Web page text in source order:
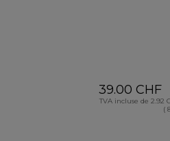
39.00 CHF
TVA incluse de 2.92
(